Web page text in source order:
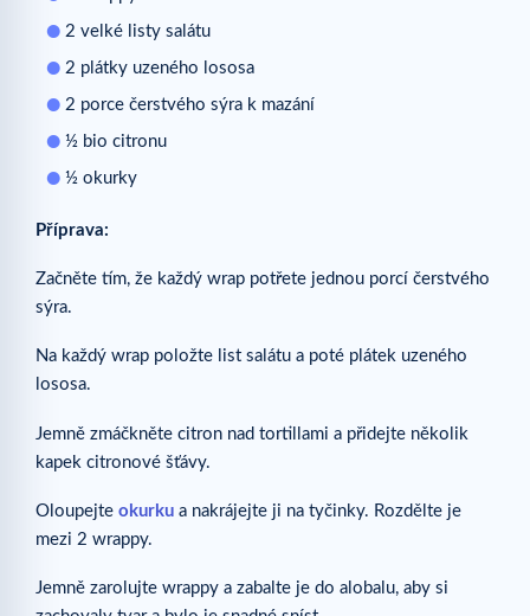
2 velké listy salátu
2 plátky uzeného lososa
2 porce čerstvého sýra k mazání
½ bio citronu
½ okurky
Příprava:
Začněte tím, že každý wrap potřete jednou porcí čerstvého
sýra.
Na každý wrap položte list salátu a poté plátek uzeného
lososa.
Jemně zmáčkněte citron nad tortillami a přidejte několik
kapek citronové šťávy.
Oloupejte okurku a nakrájejte ji na tyčinky. Rozdělte je
mezi 2 wrappy.
Jemně zarolujte wrappy a zabalte je do alobalu, aby si